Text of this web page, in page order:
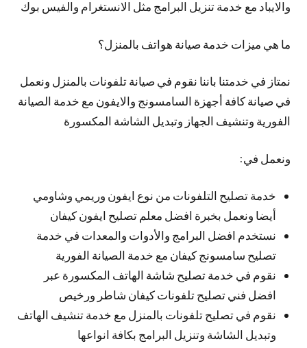
والايباد مع خدمة تنزيل البرامج مثل الانستغرام والفيس بوك
ما هي ميزات خدمة صيانة هواتف بالمنزل؟
نمتاز في خدمتنا باننا نقوم في صيانة تلفونات بالمنزل ونعمل
في صيانة كافة أجهزة السامسونج والايفون مع خدمة الصيانة
الفورية وتنشيف الجهاز وتبديل الشاشة المكسورة
ونعمل في:
خدمة تصليح التلفونات من نوع ايفون وريمي وشاومي
أيضا ونعمل بخبرة افضل معلم تصليح ايفون كيفان
نستخدم افضل البرامج والأدوات والمعدات في خدمة
تصليح سامسونج كيفان مع خدمة الصيانة الفورية
نقوم في خدمة تصليح شاشة الهاتف المكسورة عبر
افضل فني تصليح تلفونات كيفان شاطر ورخيص
نقوم في تصليح تلفونات بالمنزل مع خدمة تنشيف الهاتف
وتبديل الشاشة وتنزيل البرامج بكافة انواعها